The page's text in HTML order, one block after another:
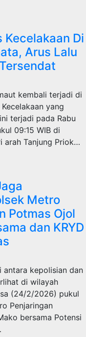
Kecelakaan Di
Arus Lalu
kembali terjadi di
yang
terjadi pada Rabu
09:15 WIB di
arah Tanjung Priok…
Metro
Potmas Ojol
dan KRYD
antara kepolisian dan
di wilayah
(24/2/2026) pukul
Penjaringan
bersama Potensi